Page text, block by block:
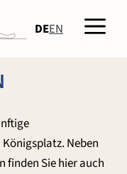
DEEN
Neben
finden Sie hier auch